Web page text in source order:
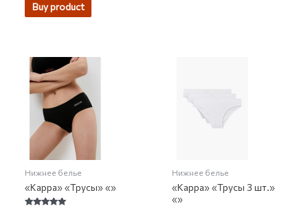
Buy product
Нижнее белье
«Kappa» «Трусы» «»
Нижнее белье
«Kappa» «Трусы 3 шт.»
«»